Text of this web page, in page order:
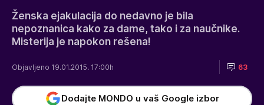
Ženska ejakulacija do nedavno je bila
nepoznanica kako za dame, tako i za naučnike.
Misterija je napokon rešena!
Objavljeno 19.01.2015. 17:00h 63
Dodajte MONDO u vaš Google izbor